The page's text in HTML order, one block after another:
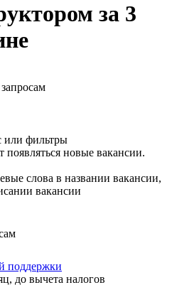
за 3
или фильтры
новые вакансии.
слова в названии вакансии,
вакансии
поддержки
до вычета налогов